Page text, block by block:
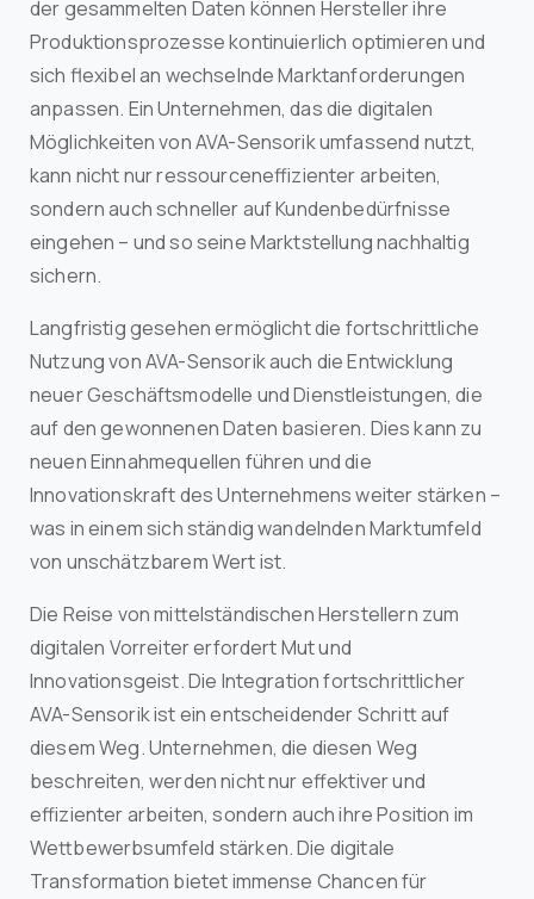
der gesammelten Daten können Hersteller ihre
Produktionsprozesse kontinuierlich optimieren und
sich flexibel an wechselnde Marktanforderungen
anpassen. Ein Unternehmen, das die digitalen
Möglichkeiten von AVA-Sensorik umfassend nutzt,
kann nicht nur ressourceneffizienter arbeiten,
sondern auch schneller auf Kundenbedürfnisse
eingehen – und so seine Marktstellung nachhaltig
sichern.
Langfristig gesehen ermöglicht die fortschrittliche
Nutzung von AVA-Sensorik auch die Entwicklung
neuer Geschäftsmodelle und Dienstleistungen, die
auf den gewonnenen Daten basieren. Dies kann zu
neuen Einnahmequellen führen und die
Innovationskraft des Unternehmens weiter stärken –
was in einem sich ständig wandelnden Marktumfeld
von unschätzbarem Wert ist.
Die Reise von mittelständischen Herstellern zum
digitalen Vorreiter erfordert Mut und
Innovationsgeist. Die Integration fortschrittlicher
AVA-Sensorik ist ein entscheidender Schritt auf
diesem Weg. Unternehmen, die diesen Weg
beschreiten, werden nicht nur effektiver und
effizienter arbeiten, sondern auch ihre Position im
Wettbewerbsumfeld stärken. Die digitale
Transformation bietet immense Chancen für